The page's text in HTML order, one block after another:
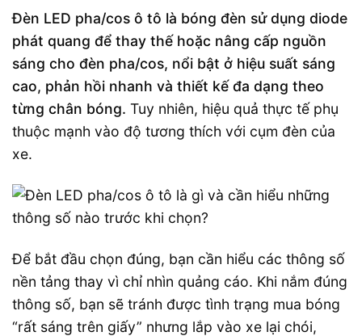
Đèn LED pha/cos ô tô là bóng đèn sử dụng diode
phát quang để thay thế hoặc nâng cấp nguồn
sáng cho đèn pha/cos, nổi bật ở hiệu suất sáng
cao, phản hồi nhanh và thiết kế đa dạng theo
từng chân bóng. Tuy nhiên, hiệu quả thực tế phụ
thuộc mạnh vào độ tương thích với cụm đèn của
xe.
Để bắt đầu chọn đúng, bạn cần hiểu các thông số
nền tảng thay vì chỉ nhìn quảng cáo. Khi nắm đúng
thông số, bạn sẽ tránh được tình trạng mua bóng
“rất sáng trên giấy” nhưng lắp vào xe lại chói,